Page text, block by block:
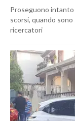
Proseguono
scorsi, quando
ricercatori